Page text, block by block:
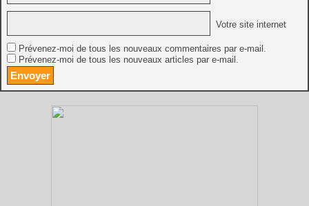
Votre site internet
Prévenez-moi de tous les nouveaux commentaires par e-mail.
Prévenez-moi de tous les nouveaux articles par e-mail.